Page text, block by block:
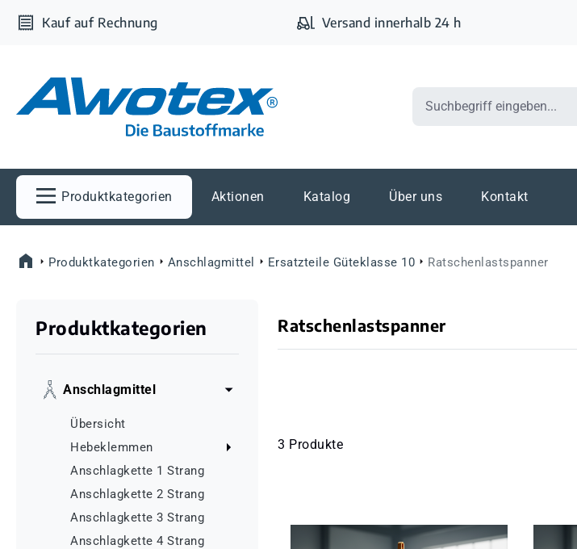
Hauptinhalt springen
Zur Suche springen
Zur Hauptnavigation springen
Kauf auf Rechnung Versand innerhalb 24 h
Produktkategorien Aktionen Katalog Über uns Kontakt
Produktkategorien Anschlagmittel Ersatzteile Güteklasse 10 Ratschenlastspanner
Ratschenlastspanner
3 Produkte
Produktkategorien
Anschlagmittel
Übersicht
Hebeklemmen
Anschlagkette 1 Strang
Anschlagkette 2 Strang
Anschlagkette 3 Strang
Anschlagkette 4 Strang